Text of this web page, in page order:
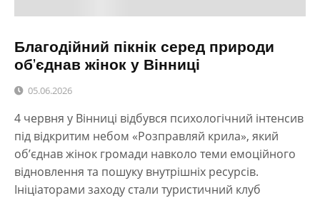
Благодійний пікнік серед природи
об’єднав жінок у Вінниці
05.06.2026
4 червня у Вінниці відбувся психологічний інтенсив
під відкритим небом «Розправляй крила», який
об’єднав жінок громади навколо теми емоційного
відновлення та пошуку внутрішніх ресурсів.
Ініціаторами заходу стали туристичний клуб